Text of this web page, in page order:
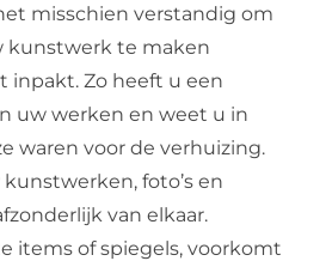
misschien verstandig om
kunstwerk te maken
inpakt. Zo heeft u een
uw werken en weet u in
waren voor de verhuizing.
foto’s en
van elkaar.
items of spiegels, voorkomt